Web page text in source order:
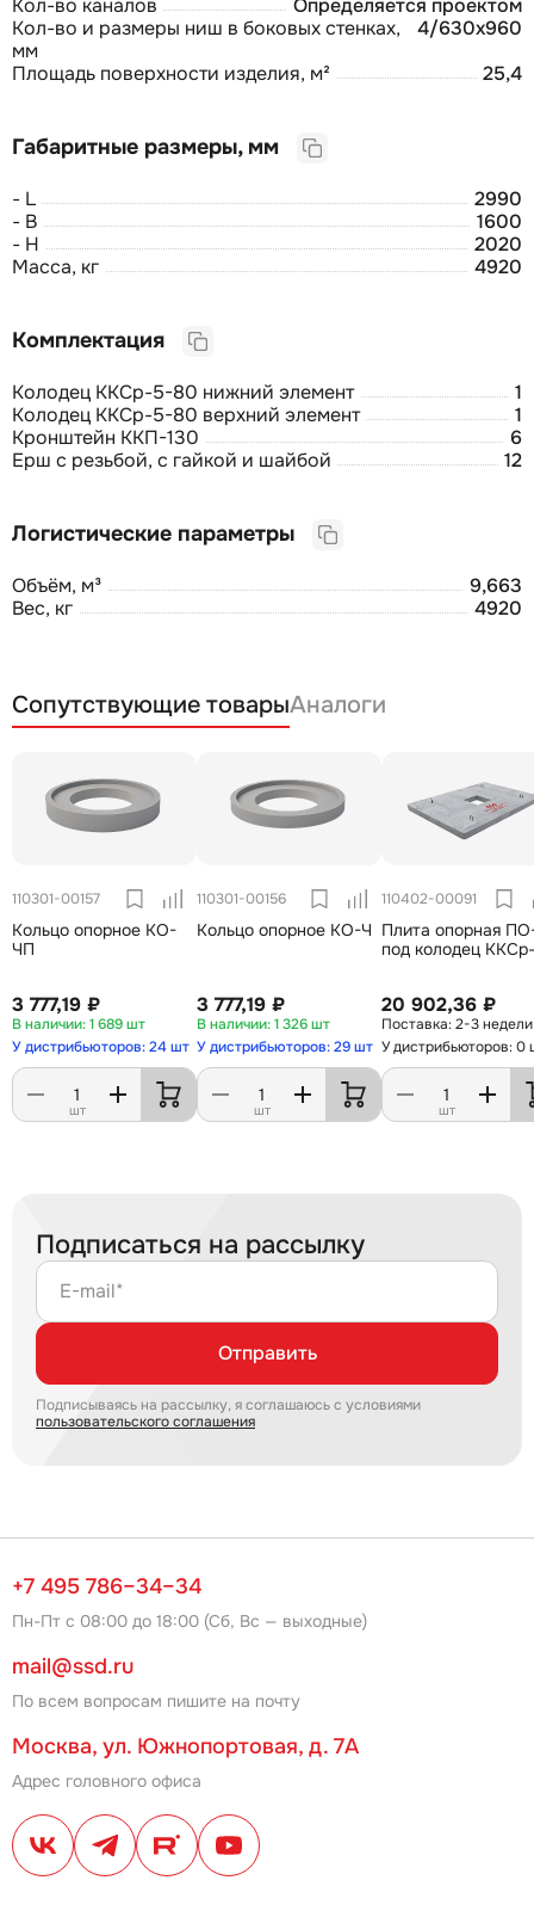
Кол-во каналов
Определяется проектом
Кол-во и размеры ниш в боковых стенках,
мм
4/630х960
Площадь поверхности изделия, м²
25,4
Габаритные размеры, мм
- L
2990
- B
1600
- H
2020
Масса, кг
4920
Комплектация
Колодец ККСр-5-80 нижний элемент
1
Колодец ККСр-5-80 верхний элемент
1
Кронштейн ККП-130
6
Ерш с резьбой, с гайкой и шайбой
12
Логистические параметры
Объём, м³
9,663
Вес, кг
4920
Сопутствующие товарыАналоги
110301-00157
Кольцо опорное КО-
ЧП
3 777,19 ₽
1 689 шт
У дистрибьюторов: 24 шт
шт
110301-00156
Кольцо опорное КО-Ч
3 777,19 ₽
1 326 шт
У дистрибьюторов: 29 шт
шт
110402-00091
Плита опорная
под колодец
20 902,36 ₽
2-3 недели
У дистрибьюторов: 0
шт
Подписаться на рассылку
E-mail*
Отправить
Подписываясь на рассылку, я соглашаюсь с условиями
пользовательского соглашения
+7 495 786–34–34
Пн-Пт с 08:00 до 18:00 (Сб, Вс — выходные)
mail@ssd.ru
По всем вопросам пишите на почту
Москва, ул. Южнопортовая, д. 7А
Адрес головного офиса